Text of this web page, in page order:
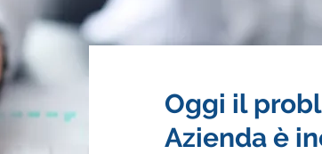
Oggi il
Azienda è